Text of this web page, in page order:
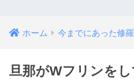
ホーム 今までにあった修
旦那がWフリンを